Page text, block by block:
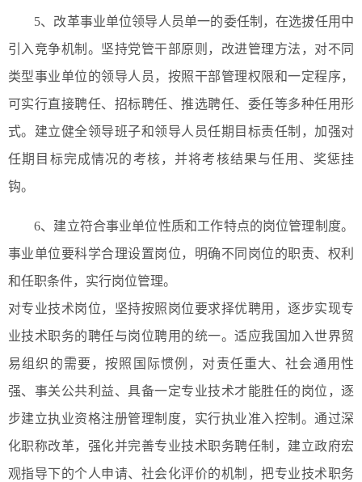
5、改革事业单位领导人员单一的委任制，在选拔任用中
引入竞争机制。坚持党管干部原则，改进管理方法，对不同
类型事业单位的领导人员，按照干部管理权限和一定程序，
可实行直接聘任、招标聘任、推选聘任、委任等多种任用形
式。建立健全领导班子和领导人员任期目标责任制，加强对
任期目标完成情况的考核，并将考核结果与任用、奖惩挂
钩。
6、建立符合事业单位性质和工作特点的岗位管理制度。
事业单位要科学合理设置岗位，明确不同岗位的职责、权利
和任职条件，实行岗位管理。
对专业技术岗位，坚持按照岗位要求择优聘用，逐步实现专
业技术职务的聘任与岗位聘用的统一。适应我国加入世界贸
易组织的需要，按照国际惯例，对责任重大、社会通用性
强、事关公共利益、具备一定专业技术才能胜任的岗位，逐
步建立执业资格注册管理制度，实行执业准入控制。通过深
化职称改革，强化并完善专业技术职务聘任制，建立政府宏
观指导下的个人申请、社会化评价的机制，把专业技术职务